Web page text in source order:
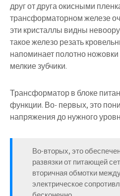
друг от друга окисными
трансформаторном железе
эти кристаллы видны
такое железо резать
напоминает полотно
мелкие зубчики.
Трансформатор в блоке
функции. Во- первых, это
напряжения до нужного
Во-вторых, это
развязки от питающей
вторичная обмотки
электрическое